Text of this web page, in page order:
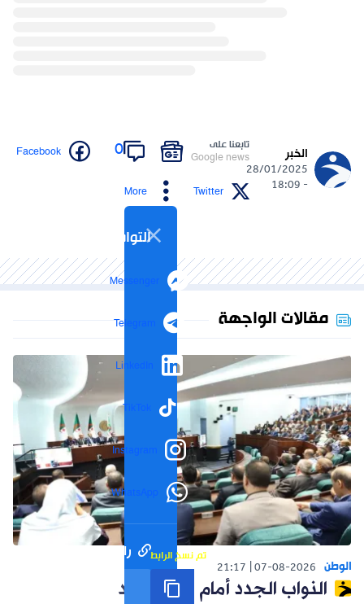
الخبر
28/01/2025
- 18:09
تابعنا على
Google news
0
Facebook
Twitter
More
التواصل الاجتماعي
Messenger
Telegram
LinkedIn
TikTok
Instagram
WhatsApp
رابط مختصر تم نسخ الرابط
مقالات الواجهة
الوطن 07-08-2026
21:17
النواب الجدد أمام واقع جديد